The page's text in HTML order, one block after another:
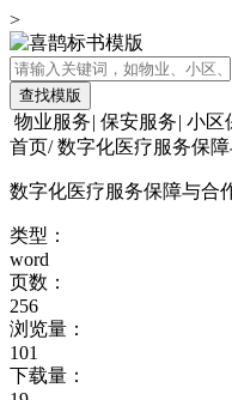
>
查找模版
物业服务| 保安服务| 小区
首页/ 数字化医疗服务保
数字化医疗服务保障与合
类型：
word
页数：
256
浏览量：
101
下载量：